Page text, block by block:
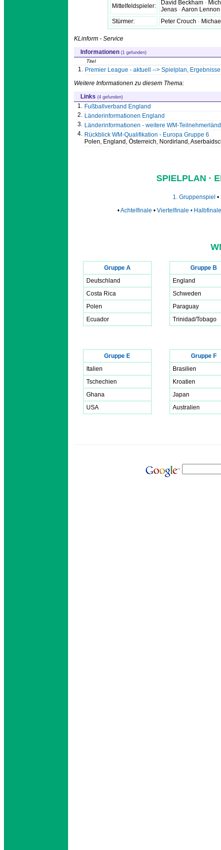
Mittelfeldspieler: David Beckham ·
Jenas · Aaron Lennon
Stürmer:
Peter Crouch ·
KLinform - Service
Informationen (1 gefunden)
Titel
1. Premier League - aktuell --> Spielplan,
Weitere Informationen zu diesem Thema:
Links (4 gefunden)
1. Fußballverband England
2. Länderinformationen England
3. Länderinformationen - weitere WM-
4. Rückblick WM-Qualifikation - Europa Gruppe 6
Polen, England, Österreich, Nordirland,
SPIELPLAN ·
1. Gruppenspiel •
•Achtelfinale • Viertelfinale •
Gruppe A
Deutschland
Costa Rica
Polen
Ecuador
Gruppe B
England
Schweden
Paraguay
Trinidad/Tobago
Gruppe E
Italien
Tschechien
Ghana
USA
Gruppe F
Brasilien
Kroatien
Japan
Australien